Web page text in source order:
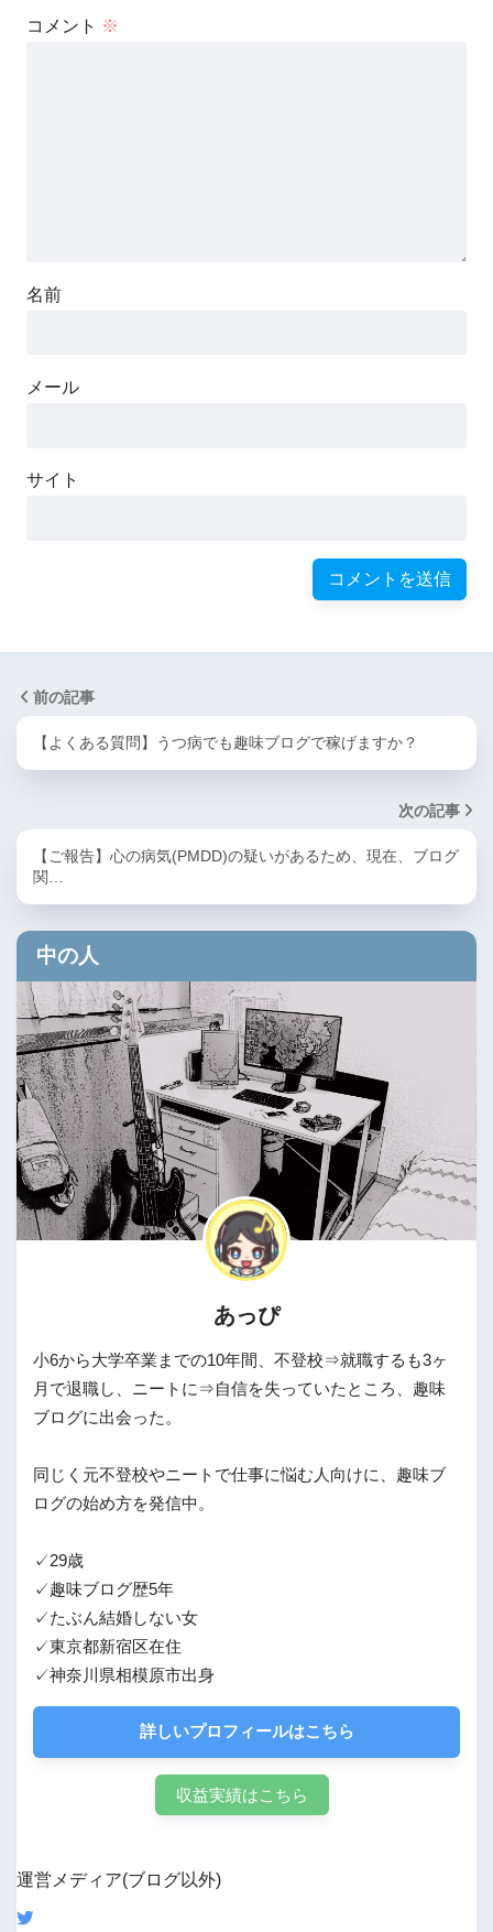
コメント ※
名前
メール
サイト
前の記事
【よくある質問】うつ病でも趣味ブログで稼げますか？
次の記事
【ご報告】心の病気(PMDD)の疑いがあるため、現在、ブログ
関…
中の人
あっぴ
小6から大学卒業までの10年間、不登校⇒就職するも3ヶ
月で退職し、ニートに⇒自信を失っていたところ、趣味
ブログに出会った。
同じく元不登校やニートで仕事に悩む人向けに、趣味ブ
ログの始め方を発信中。
✓29歳
✓趣味ブログ歴5年
✓たぶん結婚しない女
✓東京都新宿区在住
✓神奈川県相模原市出身
詳しいプロフィールはこちら
収益実績はこちら
運営メディア(ブログ以外)